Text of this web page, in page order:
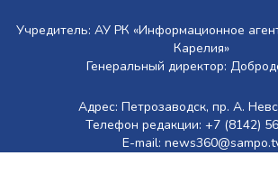
Учредитель: АУ РК «Информационное
Карелия»
Генеральный директор:
Адрес: Петрозаводск, пр. А.
Телефон редакции: +7 (8142)
E-mail: